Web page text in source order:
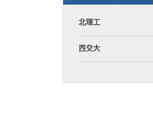
北理工
西交大